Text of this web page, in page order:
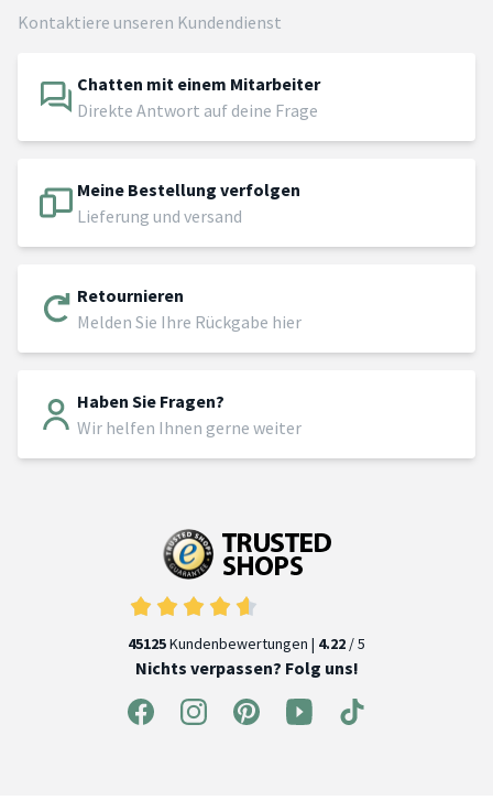
Kontaktiere unseren Kundendienst
Chatten mit einem Mitarbeiter
Direkte Antwort auf deine Frage
Meine Bestellung verfolgen
Lieferung und versand
Retournieren
Melden Sie Ihre Rückgabe hier
Haben Sie Fragen?
Wir helfen Ihnen gerne weiter
45125Kundenbewertungen | 4.22 / 5
Nichts verpassen? Folg uns!